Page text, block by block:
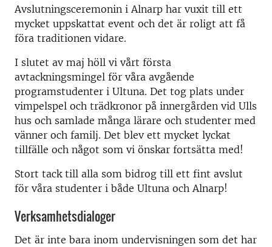
Avslutningsceremonin i Alnarp har vuxit till ett
mycket uppskattat event och det är roligt att få
föra traditionen vidare.
I slutet av maj höll vi vårt första
avtackningsmingel för våra avgående
programstudenter i Ultuna. Det tog plats under
vimpelspel och trädkronor på innergården vid Ulls
hus och samlade många lärare och studenter med
vänner och familj. Det blev ett mycket lyckat
tillfälle och något som vi önskar fortsätta med!
Stort tack till alla som bidrog till ett fint avslut
för våra studenter i både Ultuna och Alnarp!
Verksamhetsdialoger
Det är inte bara inom undervisningen som det har